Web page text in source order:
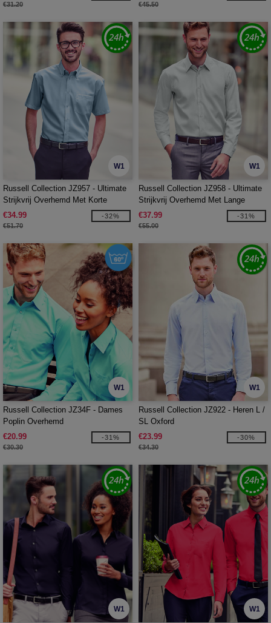
€31.20 €45.50
W1
Russell Collection JZ957 - Ultimate
Strijkvrij Overhemd Met Korte
Mouwen
€34.99
€51.70
-32%
W1
Russell Collection JZ958 - Ultimate
Strijkvrij Overhemd Met Lange
Mouwen
€37.99
€55.00
-31%
W1
Russell Collection JZ34F - Dames
Poplin Overhemd
€20.99
€30.30
-31%
W1
Russell Collection JZ922 - Heren L /
SL Oxford
€23.99
€34.30
-30%
W1 W1